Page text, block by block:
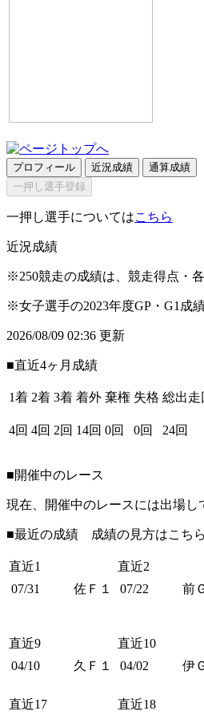
プロフィール 近況成績
通算成績
一押し選手登録
一押し選手についてはこちら
近況成績
※250競走の成績は、競走得点・
※女子選手の2023年度GP・G1成
2026/08/09 02:36 更新
■直近4ヶ月成績
1着 2着 3着 着外 棄権 失格 総出走
4回 4回 2回 14回 0回 0回 24回
■開催中のレース
現在、開催中のレースには出場し
■最近の成績 成績の見方はこちら
直近1 直近2
07/31
佐Ｆ１ 07/22 前
直近9 直近10
04/10
久Ｆ１ 04/02 伊
直近17 直近18